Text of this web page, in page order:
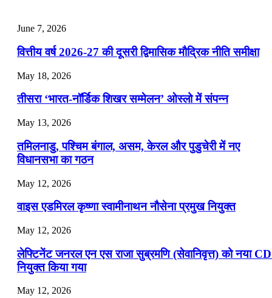
📝 डेली करेंट अफेयर्स: 22-24 जुलाई 2026
📝 डेली करेंट अफेयर्स: 16-18 जुलाई 2026
June 7, 2026
वित्तीय वर्ष 2026-27 की दूसरी द्विमासिक मौद्रिक नीति समीक्षा
May 18, 2026
तीसरा ‘भारत-नॉर्डिक शिखर सम्मेलन’ ओस्लो में संपन्न
May 13, 2026
तमिलनाडु, पश्चिम बंगाल, असम, केरल और पुडुचेरी में नए
विधानसभा का गठन
May 12, 2026
वाइस एडमिरल कृष्णा स्वामीनाथन नौसेना प्रमुख नियुक्त
May 12, 2026
लेफ्टिनेंट जनरल एन एस राजा सुब्रमणि (सेवानिवृत्त) को नया
नियुक्त किया गया
May 12, 2026